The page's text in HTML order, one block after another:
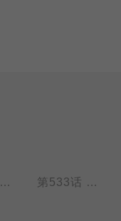
第532话 文昌……掌人间桂籍、嗣胤、名爵、福禄、寿夭、贵贱、地府、水曹诸事。——《文昌祠记》吕维祺 第533话 尺有所短，寸有所长 。